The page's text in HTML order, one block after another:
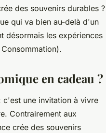
des souvenirs durables ?
qui va bien au-delà d'un
désormais les expériences
en cadeau ?
c'est une invitation à vivre
Contrairement aux
crée des souvenirs